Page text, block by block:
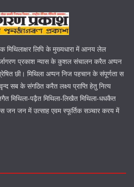
मिथिलाक्षर लिपि के मुख्यधारा में आनय लेल
प्रकाश न्यास के कुशल संचालन करैत अप्पन
छी। मिथिला अप्पन निज पहचान के संपूर्णता स
सब के संगठित करैत लक्ष्य प्राप्ति हेतु नित्य
मिथिला-पढ़ैत मिथिला-लिखैत मिथिला-धधकैत
स जन जन में उत्साह एवम स्फूर्तिक सञ्चार करय में